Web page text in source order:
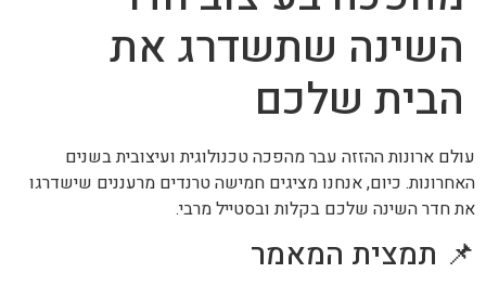
השינה שתשדרג את
הבית שלכם
עולם ארונות ההזזה עבר מהפכה טכנולוגית ועיצובית בשנים
האחרונות. כיום, אנחנו מציגים חמישה טרנדים מרעננים שישדרגו
את חדר השינה שלכם בקלות ובסטייל מרבי.
📌 תמצית המאמר